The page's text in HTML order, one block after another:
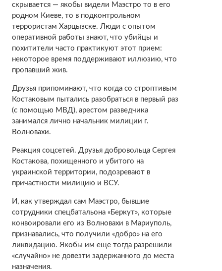
скрывается — якобы видели Маэстро то в его
родном Киеве, то в подконтрольном
террористам Харцызске. Люди с опытом
оперативной работы знают, что убийцы и
похитители часто практикуют этот прием:
некоторое время поддерживают иллюзию, что
пропавший жив.
Друзья припоминают, что когда со строптивым
Костаковым пытались разобраться в первый раз
(с помощью МВД), арестом разведчика
занимался лично начальник милиции г.
Волновахи.
Реакция соцсетей. Друзья добровольца Сергея
Костакова, похищенного и убитого на
украинской территории, подозревают в
причастности милицию и ВСУ.
И, как утверждал сам Маэстро, бывшие
сотрудники спецбатальона «Беркут», которые
конвоировали его из Волновахи в Мариуполь,
признавались, что получили «добро» на его
ликвидацию. Якобы им еще тогда разрешили
«случайно» не довезти задержанного до места
назначения.